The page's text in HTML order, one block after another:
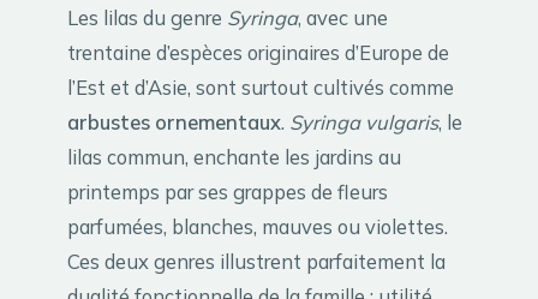
Les lilas du genre Syringa, avec une
trentaine d’espèces originaires d’Europe de
l’Est et d’Asie, sont surtout cultivés comme
arbustes ornementaux. Syringa vulgaris, le
lilas commun, enchante les jardins au
printemps par ses grappes de fleurs
parfumées, blanches, mauves ou violettes.
Ces deux genres illustrent parfaitement la